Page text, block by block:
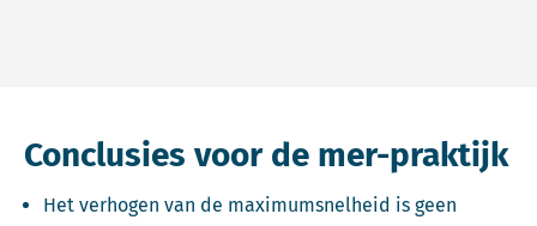
Conclusies voor de mer-praktijk
Het verhogen van de maximumsnelheid is geen